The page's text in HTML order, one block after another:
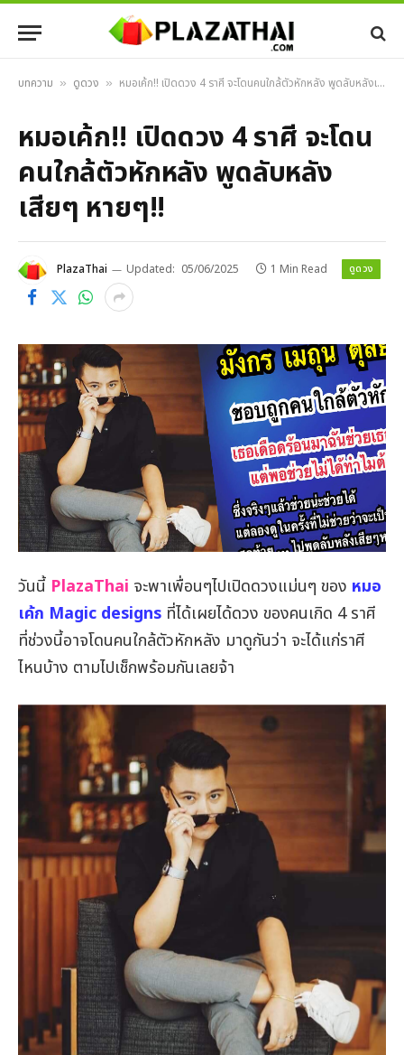
บทความ » ดูดวง » หมอเค้ก!! เปิดดวง 4 ราศี จะโดนคนใกล้ตัวหักหลัง พูดลับหลังเสียๆ หายๆ!!
หมอเค้ก!! เปิดดวง 4 ราศี จะโดน
คนใกล้ตัวหักหลัง พูดลับหลัง
เสียๆ หายๆ!!
PlazaThai Updated: 05/06/2025 1 Min Read ดูดวง
วันนี้ PlazaThai จะพาเพื่อนๆไปเปิดดวงแม่นๆ ของ หมอ
เค้ก Magic designs ที่ได้เผยได้ดวง ของคนเกิด 4 ราศี
ที่ช่วงนี้อาจโดนคนใกล้ตัวหักหลัง มาดูกันว่า จะได้แก่ราศี
ไหนบ้าง ตามไปเช็กพร้อมกันเลยจ้า